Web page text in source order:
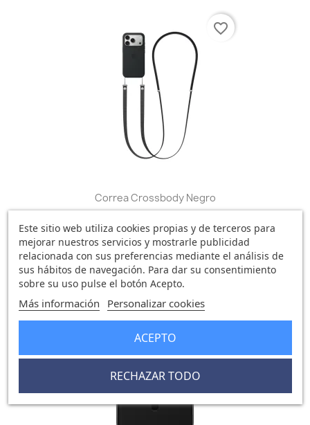
Correa Crossbody Negro
0 opinión
favorite_border
Este sitio web utiliza cookies propias y de terceros para
mejorar nuestros servicios y mostrarle publicidad
relacionada con sus preferencias mediante el análisis de
sus hábitos de navegación. Para dar su consentimiento
sobre su uso pulse el botón Acepto.
Más información Personalizar cookies
RECHAZAR TODO
ACEPTO